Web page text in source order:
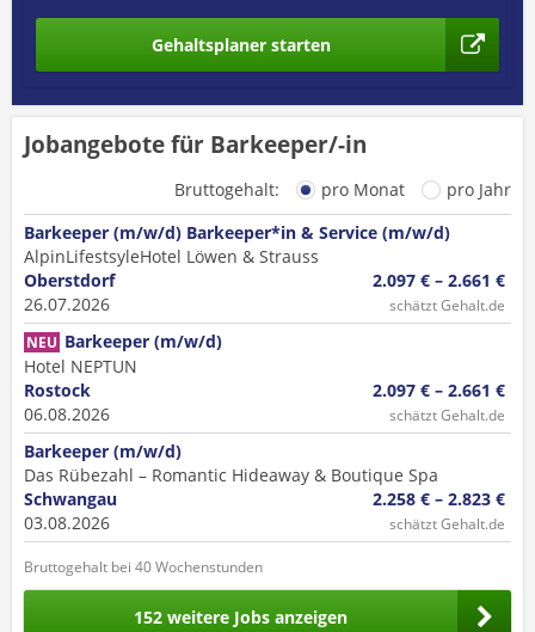
Gehaltsplaner starten
Jobangebote für Barkeeper/-in
Bruttogehalt: pro Monat
pro Jahr
Barkeeper (m/w/d) Barkeeper*in & Service (m/w/d)
AlpinLifestsyleHotel Löwen & Strauss
Oberstdorf
26.07.2026
2.097 € – 2.661 €
schätzt Gehalt.de
NEU Barkeeper (m/w/d)
Hotel NEPTUN
Rostock
06.08.2026
2.097 € – 2.661 €
schätzt Gehalt.de
Barkeeper (m/w/d)
Das Rübezahl – Romantic Hideaway & Boutique Spa
Schwangau
03.08.2026
2.258 € – 2.823 €
schätzt Gehalt.de
Bruttogehalt bei 40 Wochenstunden
152 weitere Jobs anzeigen